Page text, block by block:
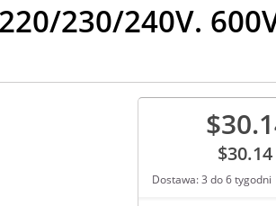
220/230/240V.
$30.14
Dostawa: 3 do 6 tygodni